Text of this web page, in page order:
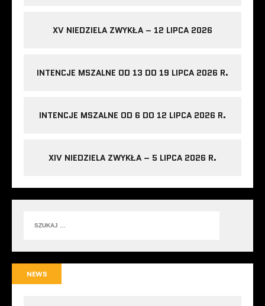
XV NIEDZIELA ZWYKŁA – 12 LIPCA 2026
INTENCJE MSZALNE OD 13 DO 19 LIPCA 2026 R.
INTENCJE MSZALNE OD 6 DO 12 LIPCA 2026 R.
XIV NIEDZIELA ZWYKŁA – 5 LIPCA 2026 R.
NEWS